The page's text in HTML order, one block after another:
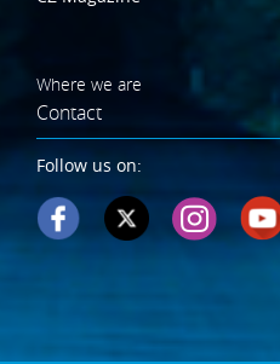
Where we are
Contact
Follow us on: